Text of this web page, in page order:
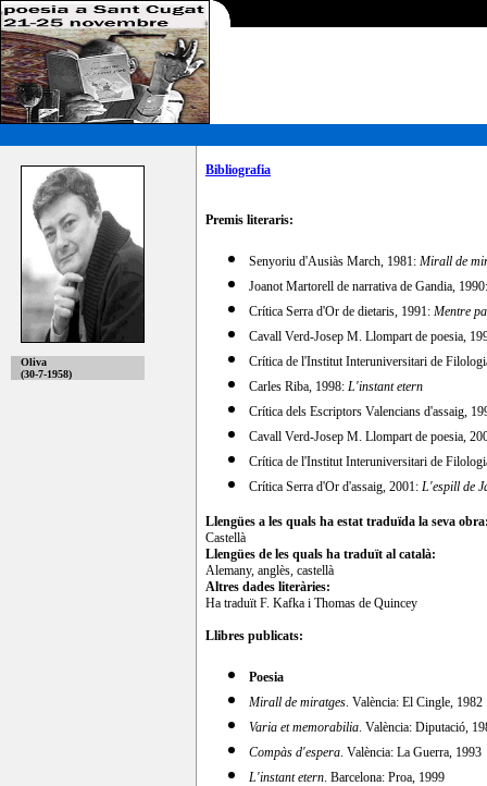
Bibliografia
Premis literaris:
Senyoriu d'Ausiàs March, 1981: Mirall de
Joanot Martorell de narrativa de Gandia,
Crítica Serra d'Or de dietaris, 1991: Mentre
Cavall Verd-Josep M. Llompart de poesia,
Crítica de l'Institut Interuniversitari de
Carles Riba, 1998: L'instant etern
Crítica dels Escriptors Valencians d'assaig,
Cavall Verd-Josep M. Llompart de poesia,
Crítica de l'Institut Interuniversitari de
Crítica Serra d'Or d'assaig, 2001: L'espill de
Llengües a les quals ha estat traduïda la seva
Castellà
Llengües de les quals ha traduït al català:
Alemany, anglès, castellà
Altres dades literàries:
Ha traduït F. Kafka i Thomas de Quincey
Llibres publicats:
Poesia
Mirall de miratges. València: El Cingle, 1982
Varia et memorabilia. València: Diputació,
Compàs d'espera. València: La Guerra, 1993
L'instant etern. Barcelona: Proa, 1999
Oliva
(30-7-1958)